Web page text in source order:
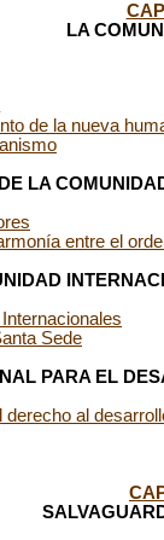
LA
de la nueva
LA
entre el
Sede
PARA EL
derecho al